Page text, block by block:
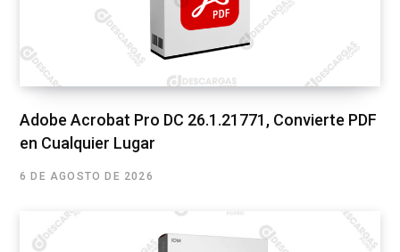
Adobe Acrobat Pro DC 26.1.21771, Convierte PDF
en Cualquier Lugar
6 DE AGOSTO DE 2026